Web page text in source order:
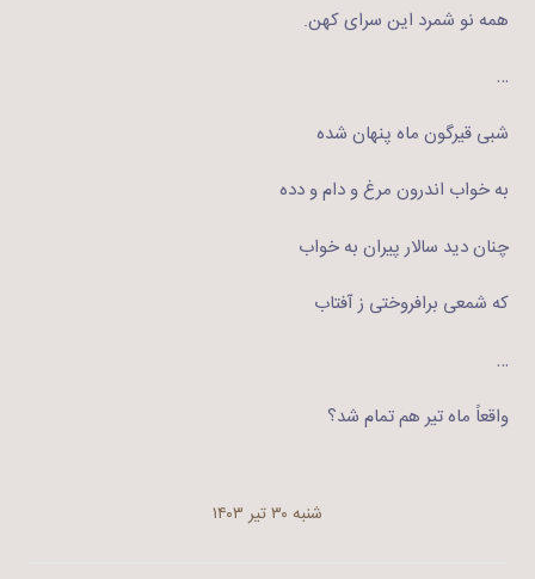
همه نو شمرد این سرای کهن.
…
شبی قیرگون ماه پنهان شده
به خواب اندرون مرغ و دام و دده
چنان دید سالار پیران به خواب
که شمعی برافروختی ز آفتاب
…
واقعاً ماه تیر هم تمام شد؟
شنبه ۳۰ تیر ۱۴۰۳